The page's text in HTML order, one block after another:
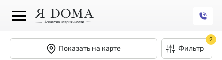
Показать на карте Фильтр
2